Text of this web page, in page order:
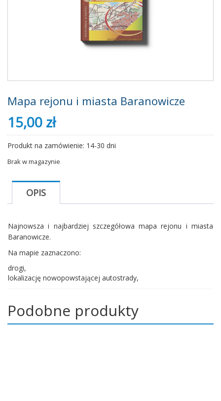
Mapa rejonu i miasta Baranowicze
15,00 zł
Produkt na zamówienie: 14-30 dni
Brak w magazynie
OPIS
Najnowsza i najbardziej szczegółowa mapa rejonu i miasta
Baranowicze.
Na mapie zaznaczono:
drogi,
lokalizację nowopowstającej autostrady,
Podobne produkty